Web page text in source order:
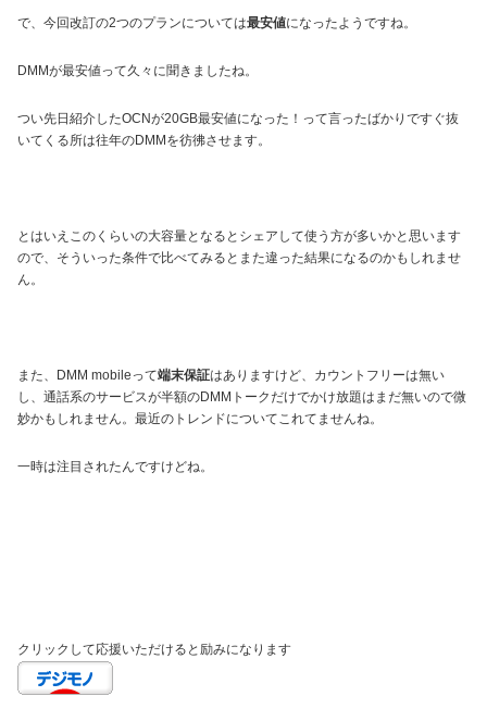
で、今回改訂の2つのプランについては最安値になったようですね。
DMMが最安値って久々に聞きましたね。
つい先日紹介したOCNが20GB最安値になった！って言ったばかりですぐ抜
いてくる所は往年のDMMを彷彿させます。
とはいえこのくらいの大容量となるとシェアして使う方が多いかと思います
ので、そういった条件で比べてみるとまた違った結果になるのかもしれませ
ん。
また、DMM mobileって端末保証はありますけど、カウントフリーは無い
し、通話系のサービスが半額のDMMトークだけでかけ放題はまだ無いので微
妙かもしれません。最近のトレンドについてこれてませんね。
一時は注目されたんですけどね。
クリックして応援いただけると励みになります